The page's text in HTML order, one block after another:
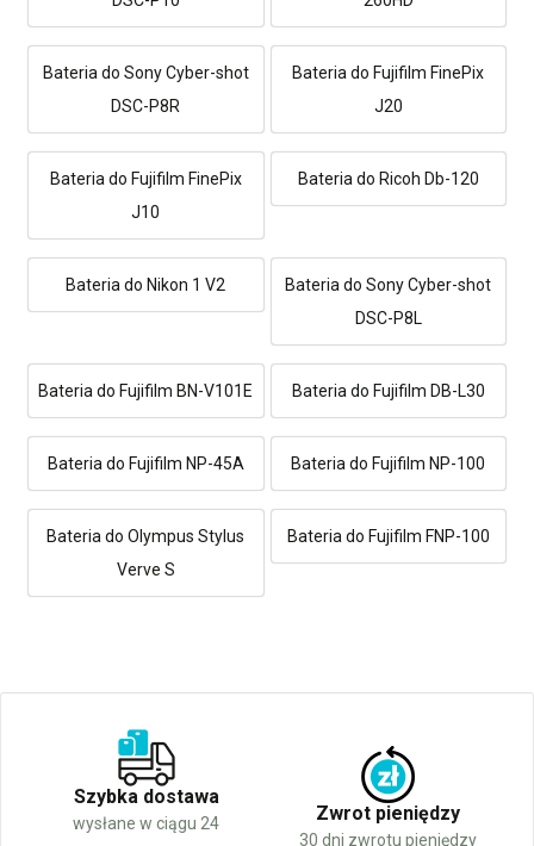
Bateria do Sony Cyber-shot
DSC-P8R
Bateria do Fujifilm FinePix
J20
Bateria do Fujifilm FinePix
J10
Bateria do Ricoh Db-120
Bateria do Nikon 1 V2
Bateria do Sony Cyber-shot
DSC-P8L
Bateria do Fujifilm BN-V101E Bateria do Fujifilm DB-L30
Bateria do Fujifilm NP-45A Bateria do Fujifilm NP-100
Bateria do Olympus Stylus
Verve S
Bateria do Fujifilm FNP-100
Szybka dostawa
wysłane w ciągu 24
Zwrot pieniędzy
30 dni zwrotu pieniędzy